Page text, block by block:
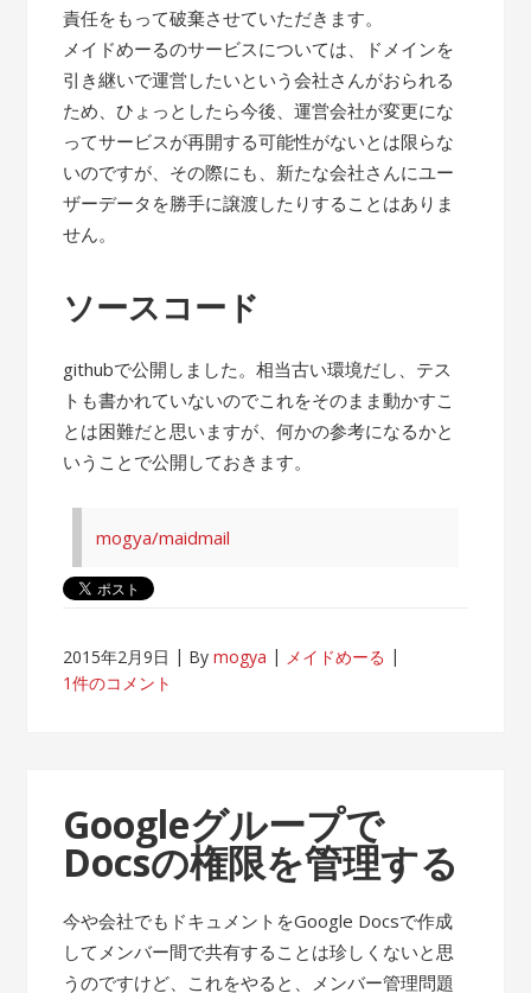
責任をもって破棄させていただきます。
メイドめーるのサービスについては、ドメインを
引き継いで運営したいという会社さんがおられる
ため、ひょっとしたら今後、運営会社が変更にな
ってサービスが再開する可能性がないとは限らな
いのですが、その際にも、新たな会社さんにユー
ザーデータを勝手に譲渡したりすることはありま
せん。
ソースコード
githubで公開しました。相当古い環境だし、テス
トも書かれていないのでこれをそのまま動かすこ
とは困難だと思いますが、何かの参考になるかと
いうことで公開しておきます。
mogya/maidmail
2015年2月9日 Bymogya
メイドめーる
1件のコメント
Googleグループで
Docsの権限を管理する
今や会社でもドキュメントをGoogle Docsで作成
してメンバー間で共有することは珍しくないと思
うのですけど、これをやると、メンバー管理問題